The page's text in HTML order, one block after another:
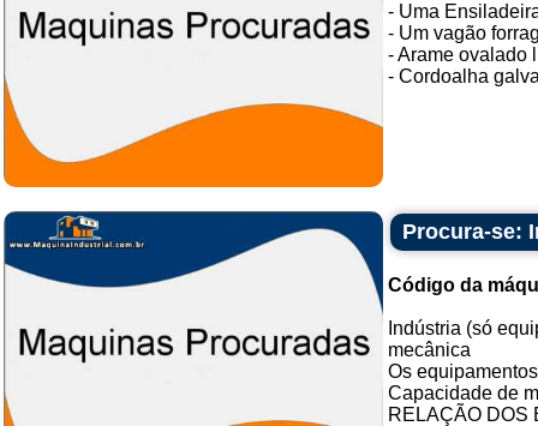
- Uma
- Um vagão
- Arame ovalado
- Cordoalha
Procura-se:
Código da
Indústria (só
mecânica
Os
Capacidade de
RELAÇÃO DOS